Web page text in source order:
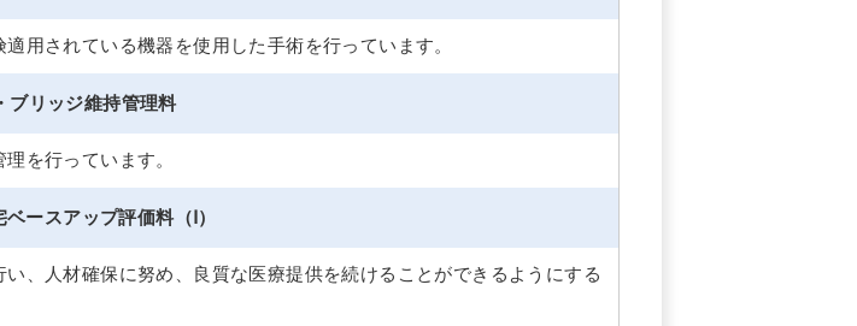
用されている機器を使用した手術を行っています。
ブリッジ維持管理料
を行っています。
ースアップ評価料（Ⅰ）
、人材確保に努め、良質な医療提供を続けることができるようにする